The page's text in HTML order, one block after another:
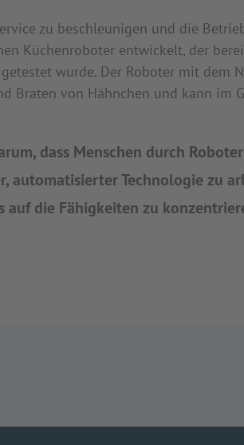
zu beschleunigen und die
Küchenroboter entwickelt, der
wurde. Der Roboter mit dem
Braten von Hähnchen und kann im
dass Menschen durch
automatisierter Technologie zu
die Fähigkeiten zu